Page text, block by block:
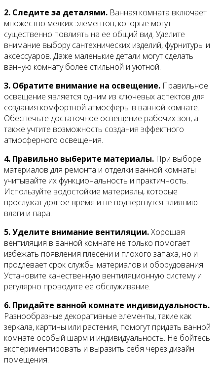
2. Следите за деталями. Ванная комната включает
множество мелких элементов, которые могут
существенно повлиять на ее общий вид. Уделите
внимание выбору сантехнических изделий, фурнитуры и
аксессуаров. Даже маленькие детали могут сделать
ванную комнату более стильной и уютной.
3. Обратите внимание на освещение. Правильное
освещение является одним из ключевых аспектов для
создания комфортной атмосферы в ванной комнате.
Обеспечьте достаточное освещение рабочих зон, а
также учтите возможность создания эффектного
атмосферного освещения.
4. Правильно выберите материалы. При выборе
материалов для ремонта и отделки ванной комнаты
учитывайте их функциональность и практичность.
Используйте водостойкие материалы, которые
прослужат долгое время и не подвергнутся влиянию
влаги и пара.
5. Уделите внимание вентиляции.Хорошая
вентиляция в ванной комнате не только помогает
избежать появления плесени и плохого запаха, но и
продлевает срок службы материалов и оборудования.
Установите качественную вентиляционную систему и
регулярно проводите ее обслуживание.
6. Придайте ванной комнате индивидуальность.
Разнообразные декоративные элементы, такие как
зеркала, картины или растения, помогут придать ванной
комнате особый шарм и индивидуальность. Не бойтесь
экспериментировать и выразить себя через дизайн
помещения.